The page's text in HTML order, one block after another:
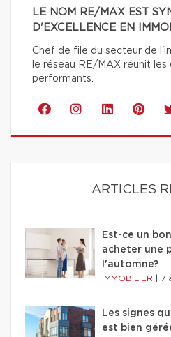
LE NOM RE/MAX EST
D'EXCELLENCE EN
Chef de file du secteur de
le réseau RE/MAX réunit les
performants.
ARTICLES
Est-ce un
acheter une
l'automne?
IMMOBILIER 7
Les signes
est bien